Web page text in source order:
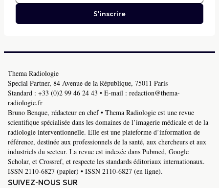
S'inscrire
Thema Radiologie
Special Partner, 84 Avenue de la République, 75011 Paris
Standard : +33 (0)2 99 46 24 43 • E-mail : redaction@thema-
radiologie.fr
Bruno Benque, rédacteur en chef • Thema Radiologie est une revue
scientifique spécialisée dans les domaines de l’imagerie médicale et de la
radiologie interventionnelle. Elle est une plateforme d’information de
référence, destinée aux professionnels de la santé, aux chercheurs et aux
industriels du secteur. La revue est indexée dans Pubmed, Google
Scholar, et Crossref, et respecte les standards éditoriaux internationaux.
ISSN 2110-6827 (papier) • ISSN 2110-6827 (en ligne).
SUIVEZ-NOUS SUR